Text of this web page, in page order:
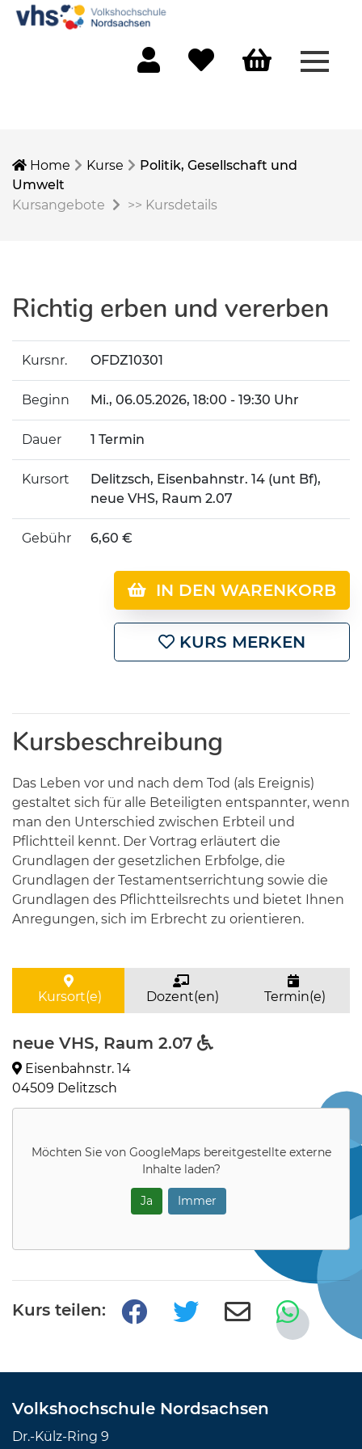
Home Kurse
Politik, Gesellschaft und
Umwelt
Kursangebote
>> Kursdetails
Richtig erben und vererben
Kursnr. OFDZ10301
Beginn Mi., 06.05.2026, 18:00 - 19:30 Uhr
Dauer 1 Termin
Kursort
Delitzsch, Eisenbahnstr. 14 (unt Bf),
neue VHS, Raum 2.07
Gebühr 6,60 €
IN DEN WARENKORB
KURS MERKEN
Kursbeschreibung
Das Leben vor und nach dem Tod (als Ereignis)
gestaltet sich für alle Beteiligten entspannter, wenn
man den Unterschied zwischen Erbteil und
Pflichtteil kennt. Der Vortrag erläutert die
Grundlagen der gesetzlichen Erbfolge, die
Grundlagen der Testamentserrichtung sowie die
Grundlagen des Pflichtteilsrechts und bietet Ihnen
Anregungen, sich im Erbrecht zu orientieren.
Kursort(e) Dozent(en) Termin(e)
neue VHS, Raum 2.07
Eisenbahnstr. 14
04509 Delitzsch
Möchten Sie von GoogleMapsbereitgestellte externe
Inhalte laden?
Ja Immer
Kurs teilen:
Volkshochschule Nordsachsen
Dr.-Külz-Ring 9